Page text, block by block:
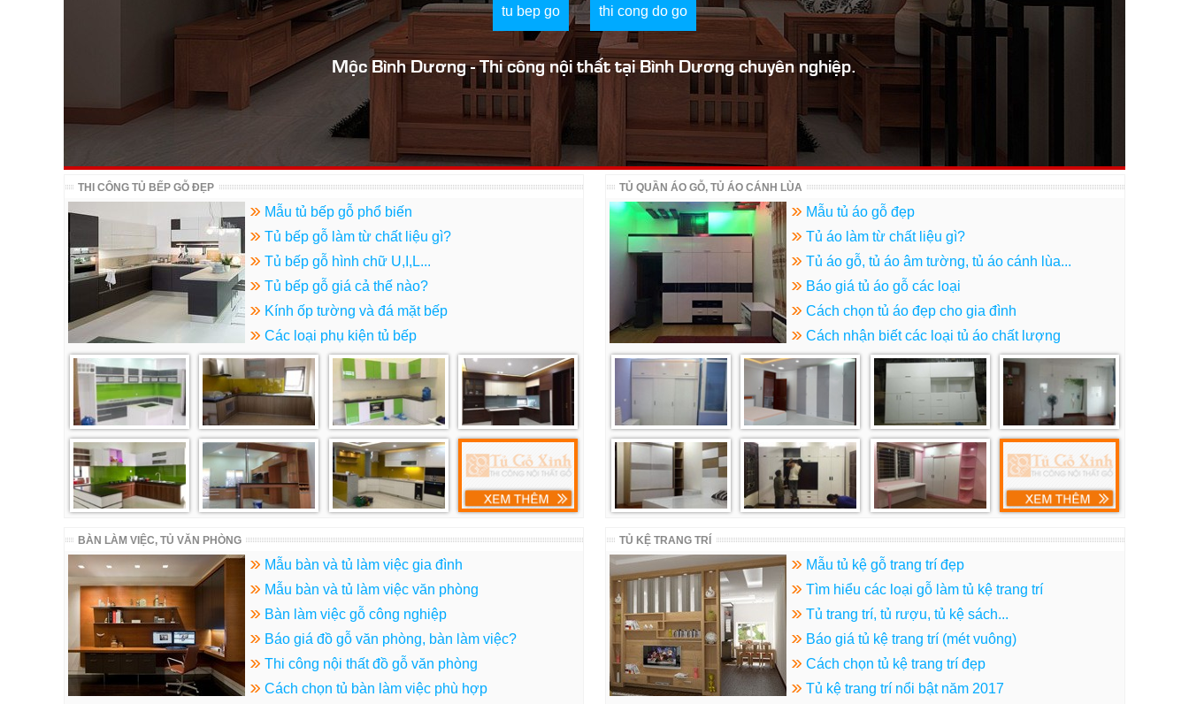
tu bep go thi cong do go
Mộc Bình Dương - Thi công nội thất tại Bình Dương chuyên nghiệp.
THI CÔNG TỦ BẾP GỖ ĐẸP
Mẫu tủ bếp gỗ phổ biến
Tủ bếp gỗ làm từ chất liệu gì?
Tủ bếp gỗ hình chữ U,I,L...
Tủ bếp gỗ giá cả thế nào?
Kính ốp tường và đá mặt bếp
Các loại phụ kiện tủ bếp
TỦ QUẦN ÁO GỖ, TỦ ÁO CÁNH LÙA
Mẫu tủ áo gỗ đẹp
Tủ áo làm từ chất liệu gì?
Tủ áo gỗ, tủ áo âm tường, tủ áo cánh lùa...
Báo giá tủ áo gỗ các loại
Cách chọn tủ áo đẹp cho gia đình
Cách nhận biết các loại tủ áo chất lượng
BÀN LÀM VIỆC, TỦ VĂN PHÒNG
Mẫu bàn và tủ làm việc gia đình
Mẫu bàn và tủ làm việc văn phòng
Bàn làm việc gỗ công nghiệp
Báo giá đồ gỗ văn phòng, bàn làm việc?
Thi công nội thất đồ gỗ văn phòng
Cách chọn tủ bàn làm việc phù hợp
TỦ KỆ TRANG TRÍ
Mẫu tủ kệ gỗ trang trí đẹp
Tìm hiểu các loại gỗ làm tủ kệ trang trí
Tủ trang trí, tủ rượu, tủ kệ sách...
Báo giá tủ kệ trang trí (mét vuông)
Cách chọn tủ kệ trang trí đẹp
Tủ kệ trang trí nổi bật năm 2017